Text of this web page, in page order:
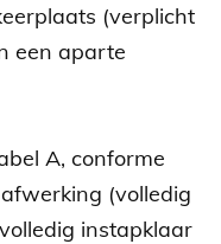
(verplicht
een aparte
A, conforme
(volledig
instapklaar